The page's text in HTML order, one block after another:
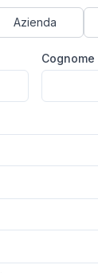
Azienda
Cognome